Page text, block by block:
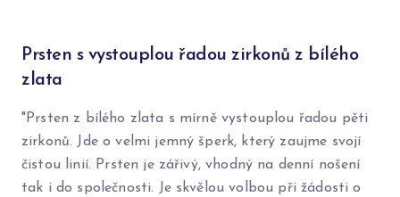
Prsten s vystouplou řadou zirkonů z bílého
zlata
"Prsten z bílého zlata s mírně vystouplou řadou pěti
zirkonů. Jde o velmi jemný šperk, který zaujme svojí
čistou linií. Prsten je zářivý, vhodný na denní nošení
tak i do společnosti. Je skvělou volbou při žádosti o